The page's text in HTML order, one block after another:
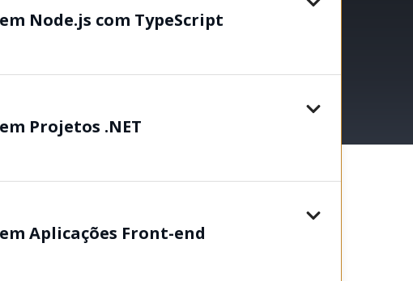
Node.js com TypeScript
Projetos .NET
Aplicações Front-end